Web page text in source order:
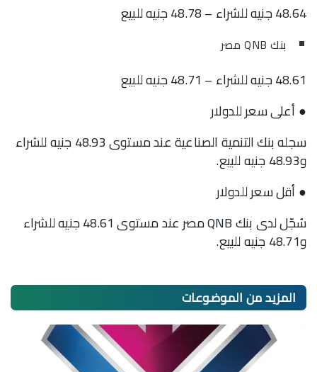
48.64 جنيه للشراء – 48.78 جنيه للبيع
بنك QNB مصر
48.61 جنيه للشراء – 48.71 جنيه للبيع
● أعلى سعر للدولار
سجله بنك التنمية الصناعية عند مستوى 48.93 جنيه للشراء
و48.93 جنيه للبيع.
● أقل سعر للدولار
سُجّل لدى بنك QNB مصر عند مستوى 48.61 جنيه للشراء
و48.71 جنيه للبيع.
المزيد منالموضوعات